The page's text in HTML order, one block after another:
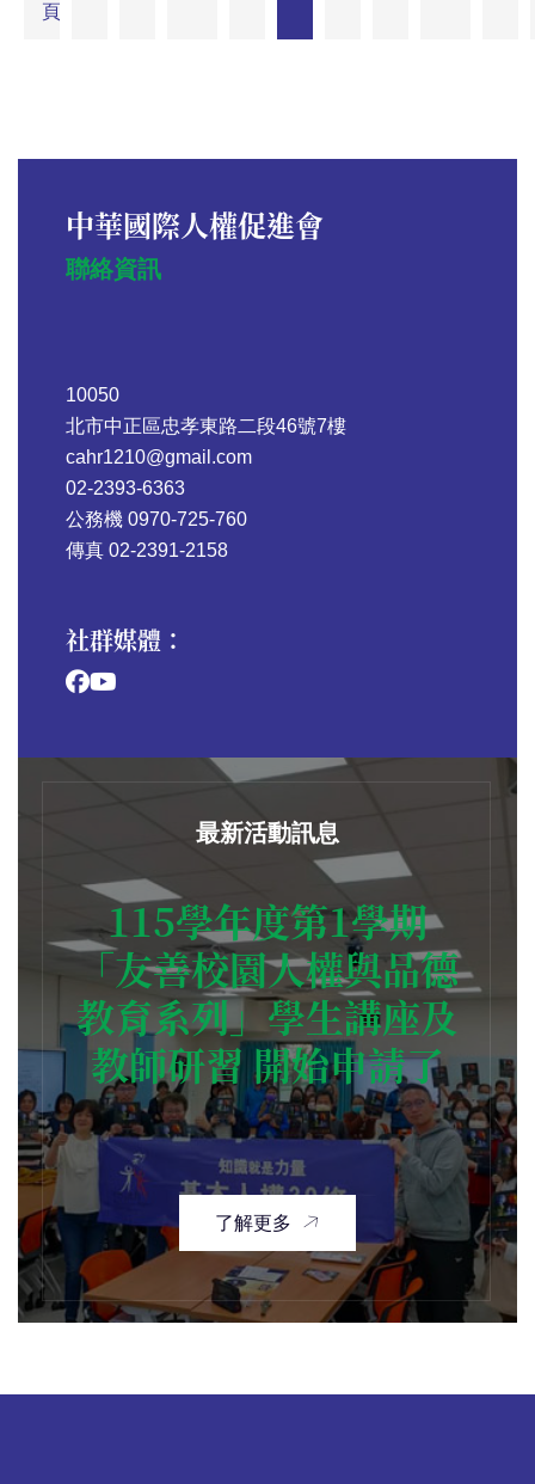
頁
中華國際人權促進會
聯絡資訊
10050
北市中正區忠孝東路二段46號7樓
cahr1210@gmail.com
02-2393-6363
公務機 0970-725-760
傳真 02-2391-2158
社群媒體：
最新活動訊息
115學年度第1學期
「友善校園人權與品德
教育系列」學生講座及
教師研習 開始申請了
了解更多